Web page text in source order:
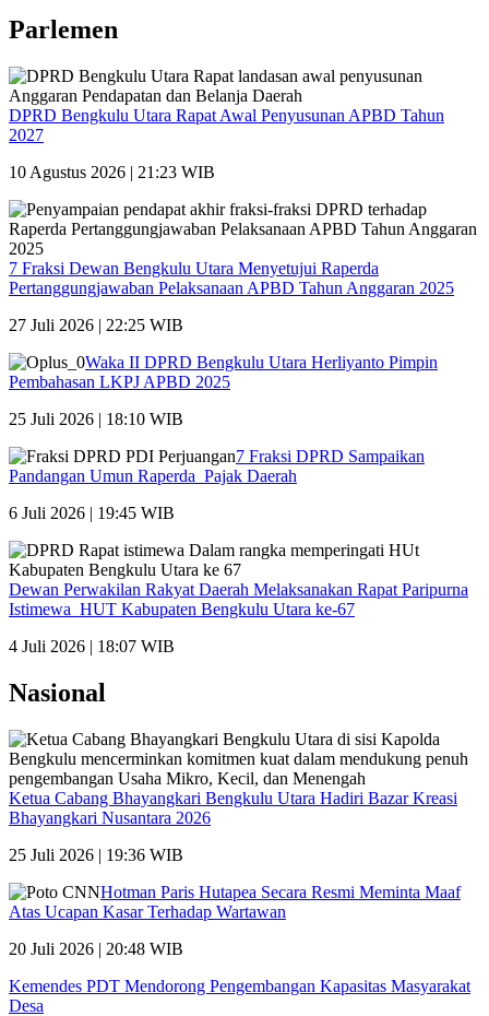
Parlemen
DPRD Bengkulu Utara Rapat Awal Penyusunan APBD Tahun
2027
10 Agustus 2026 | 21:23 WIB
7 Fraksi Dewan Bengkulu Utara Menyetujui Raperda
Pertanggungjawaban Pelaksanaan APBD Tahun Anggaran 2025
27 Juli 2026 | 22:25 WIB
Waka II DPRD Bengkulu Utara Herliyanto Pimpin
Pembahasan LKPJ APBD 2025
25 Juli 2026 | 18:10 WIB
7 Fraksi DPRD Sampaikan
Pandangan Umun Raperda Pajak Daerah
6 Juli 2026 | 19:45 WIB
Dewan Perwakilan Rakyat Daerah Melaksanakan Rapat Paripurna
Istimewa HUT Kabupaten Bengkulu Utara ke-67
4 Juli 2026 | 18:07 WIB
Nasional
Ketua Cabang Bhayangkari Bengkulu Utara Hadiri Bazar Kreasi
Bhayangkari Nusantara 2026
25 Juli 2026 | 19:36 WIB
Hotman Paris Hutapea Secara Resmi Meminta Maaf
Atas Ucapan Kasar Terhadap Wartawan
20 Juli 2026 | 20:48 WIB
Kemendes PDT Mendorong Pengembangan Kapasitas Masyarakat
Desa